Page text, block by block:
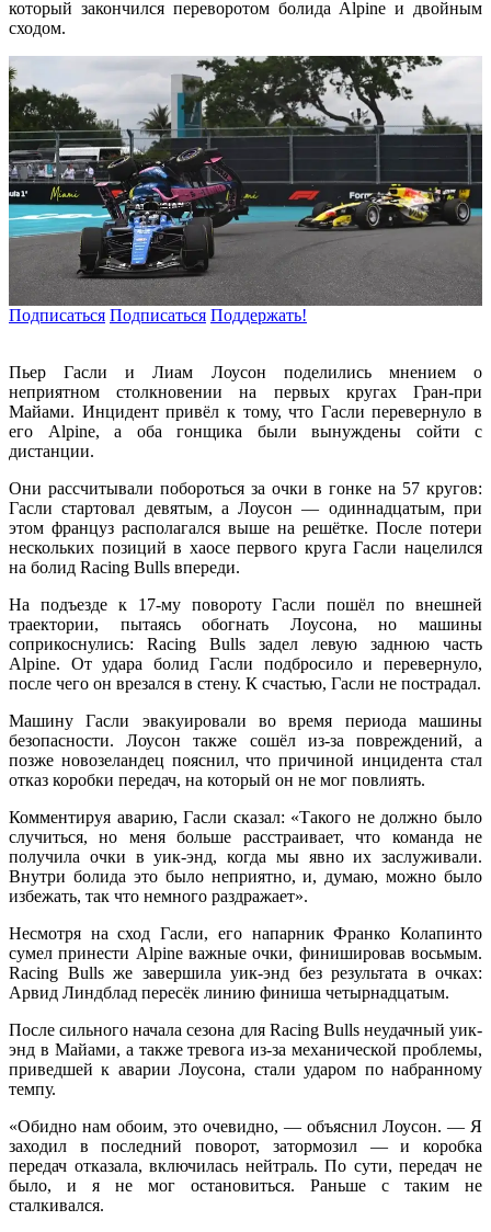
который закончился переворотом болида Alpine и двойным
сходом.
Подписаться Подписаться Поддержать!
Пьер Гасли и Лиам Лоусон поделились мнением о
неприятном столкновении на первых кругах Гран-при
Майами. Инцидент привёл к тому, что Гасли перевернуло в
его Alpine, а оба гонщика были вынуждены сойти с
дистанции.
Они рассчитывали побороться за очки в гонке на 57 кругов:
Гасли стартовал девятым, а Лоусон — одиннадцатым, при
этом француз располагался выше на решётке. После потери
нескольких позиций в хаосе первого круга Гасли нацелился
на болид Racing Bulls впереди.
На подъезде к 17-му повороту Гасли пошёл по внешней
траектории, пытаясь обогнать Лоусона, но машины
соприкоснулись: Racing Bulls задел левую заднюю часть
Alpine. От удара болид Гасли подбросило и перевернуло,
после чего он врезался в стену. К счастью, Гасли не пострадал.
Машину Гасли эвакуировали во время периода машины
безопасности. Лоусон также сошёл из-за повреждений, а
позже новозеландец пояснил, что причиной инцидента стал
отказ коробки передач, на который он не мог повлиять.
Комментируя аварию, Гасли сказал: «Такого не должно было
случиться, но меня больше расстраивает, что команда не
получила очки в уик-энд, когда мы явно их заслуживали.
Внутри болида это было неприятно, и, думаю, можно было
избежать, так что немного раздражает».
Несмотря на сход Гасли, его напарник Франко Колапинто
сумел принести Alpine важные очки, финишировав восьмым.
Racing Bulls же завершила уик-энд без результата в очках:
Арвид Линдблад пересёк линию финиша четырнадцатым.
После сильного начала сезона для Racing Bulls неудачный уик-
энд в Майами, а также тревога из-за механической проблемы,
приведшей к аварии Лоусона, стали ударом по набранному
темпу.
«Обидно нам обоим, это очевидно, — объяснил Лоусон. — Я
заходил в последний поворот, затормозил — и коробка
передач отказала, включилась нейтраль. По сути, передач не
было, и я не мог остановиться. Раньше с таким не
сталкивался.